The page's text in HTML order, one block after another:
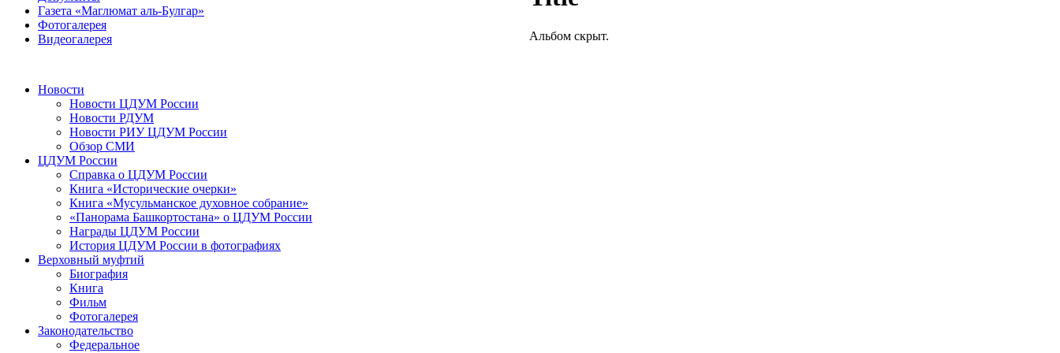
Газета «Маглюмат аль-Булгар»
Фотогалерея
Видеогалерея
Альбом скрыт.
Новости
Новости ЦДУМ России
Новости РДУМ
Новости РИУ ЦДУМ России
Обзор СМИ
ЦДУМ России
Справка о ЦДУМ России
Книга «Исторические очерки»
Книга «Мусульманское духовное собрание»
«Панорама Башкортостана» о ЦДУМ России
Награды ЦДУМ России
История ЦДУМ России в фотографиях
Верховный муфтий
Биография
Книга
Фильм
Фотогалерея
Законодательство
Федеральное